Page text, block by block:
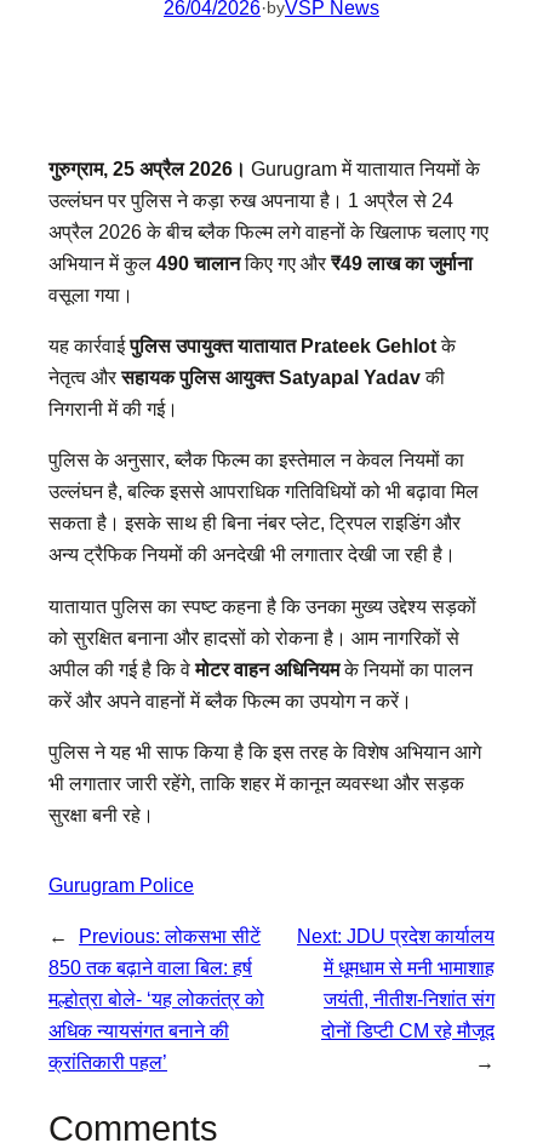
26/04/2026·byVSP News
गुरुग्राम, 25 अप्रैल 2026। Gurugram में यातायात नियमों के
उल्लंघन पर पुलिस ने कड़ा रुख अपनाया है। 1 अप्रैल से 24
अप्रैल 2026 के बीच ब्लैक फिल्म लगे वाहनों के खिलाफ चलाए गए
अभियान में कुल 490 चालानकिए गए और₹49 लाख का जुर्माना
वसूला गया।
यह कार्रवाईपुलिस उपायुक्त यातायात Prateek Gehlotके
नेतृत्व औरसहायक पुलिस आयुक्त Satyapal Yadavकी
निगरानी में की गई।
पुलिस के अनुसार, ब्लैक फिल्म का इस्तेमाल न केवल नियमों का
उल्लंघन है, बल्कि इससे आपराधिक गतिविधियों को भी बढ़ावा मिल
सकता है। इसके साथ ही बिना नंबर प्लेट, ट्रिपल राइडिंग और
अन्य ट्रैफिक नियमों की अनदेखी भी लगातार देखी जा रही है।
यातायात पुलिस का स्पष्ट कहना है कि उनका मुख्य उद्देश्य सड़कों
को सुरक्षित बनाना और हादसों को रोकना है। आम नागरिकों से
अपील की गई है कि वेमोटर वाहन अधिनियमके नियमों का पालन
करें और अपने वाहनों में ब्लैक फिल्म का उपयोग न करें।
पुलिस ने यह भी साफ किया है कि इस तरह के विशेष अभियान आगे
भी लगातार जारी रहेंगे, ताकि शहर में कानून व्यवस्था और सड़क
सुरक्षा बनी रहे।
Gurugram Police
← Previous:लोकसभा सीटें
850 तक बढ़ाने वाला बिल: हर्ष
मल्होत्रा बोले- ‘यह लोकतंत्र को
अधिक न्यायसंगत बनाने की
क्रांतिकारी पहल’
Next: JDU प्रदेश कार्यालय
में धूमधाम से मनी भामाशाह
जयंती, नीतीश-निशांत संग
दोनों डिप्टी CM रहे मौजूद
→
Comments